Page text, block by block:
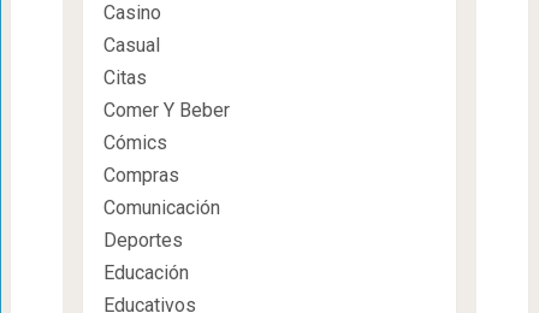
Casino
Casual
Citas
Comer Y Beber
Cómics
Compras
Comunicación
Deportes
Educación
Educativos